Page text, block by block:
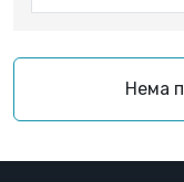
Нема